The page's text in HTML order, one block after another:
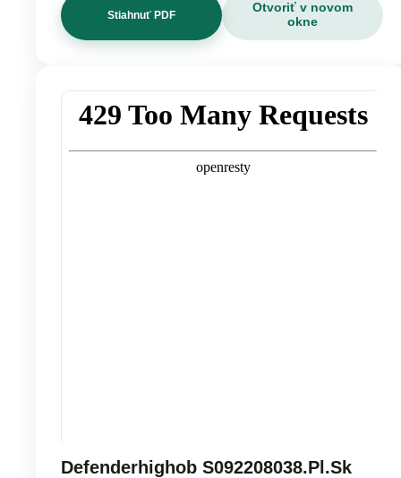
Stiahnuť PDF
Otvoriť v novom
okne
Defenderhighob S092208038.Pl.Sk